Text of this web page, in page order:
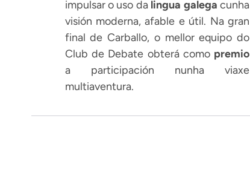
impulsar o uso da lingua galega cunha
visión moderna, afable e útil. Na gran
final de Carballo, o mellor equipo do
Club de Debate obterá como premio
a participación nunha viaxe
multiaventura.